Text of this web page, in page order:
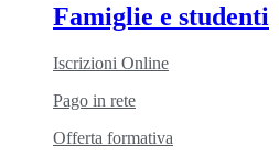
Famiglie e studenti
Iscrizioni Online
Pago in rete
Offerta formativa